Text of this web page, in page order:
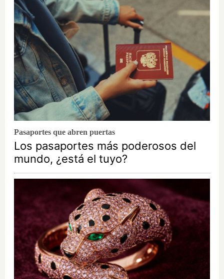
Pasaportes que abren puertas
Los pasaportes más poderosos del
mundo, ¿está el tuyo?